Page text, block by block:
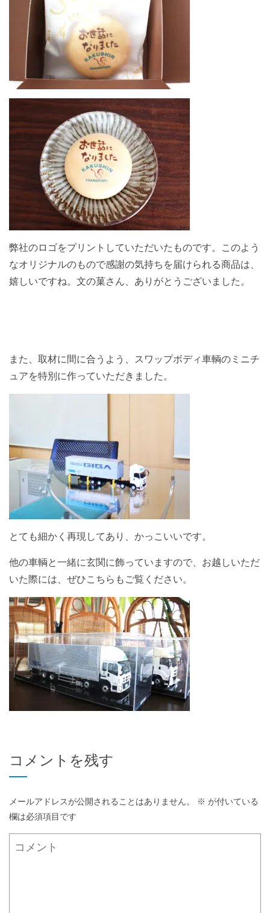
弊社のロゴをプリントしていただいたものです。このよう
なオリジナルのもので感謝の気持ちを届けられる商品は、
嬉しいですね。文の菓さん、ありがとうございました。
また、取材に間に合うよう、スワップボディ車輌のミニチ
ュアを特別に作っていただきました。
とても細かく再現してあり、かっこいいです。
他の車輌と一緒に玄関に飾っていますので、お越しいただ
いた際には、ぜひこちらもご覧ください。
コメントを残す
メールアドレスが公開されることはありません。 ※ が付いている
欄は必須項目です